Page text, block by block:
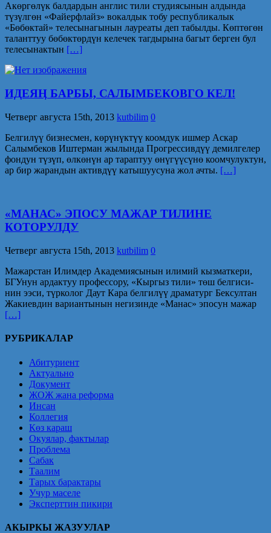
Акөргөлүк балдардын англис тили студиясынын алдында
түзүлгөн «Файерфлайз» вокалдык тобу республикалык
«Бөбөктай» телесынагынын лауреаты деп табылды. Көптөгөн
таланттуу бөбөктөрдүн келечек тагдырына багыт берген бул
телесынактын […]
ИДЕЯӉ БАРБЫ, САЛЫМБЕКОВГО КЕЛ!
Четверг августа 15th, 2013 kutbilim 0
Белгилүү бизнесмен, көрүнүктүү коомдук ишмер Аскар
Салымбеков Иштерман жылында Прогрессивдүү демилгелер
фондун түзүп, өлкөнүн ар тараптуу өнүгүүсүнө коомчулуктун,
ар бир жарандын активдүү катышуусуна жол ачты. […]
«МАНАС» ЭПОСУ МАЖАР ТИЛИНЕ
КОТОРУЛДУ
Четверг августа 15th, 2013 kutbilim 0
Мажарстан Илимдер Академиясынын илимий кызматкери,
БГУнун ардактуу профессору, «Кыргыз тили» төш белгиси­
нин ээси, түрколог Даут Кара белгилүү драматург Бексултан
Жакиевдин вариантынын негизинде «Манас» эпосун мажар
[…]
РУБРИКАЛАР
Абитуриент
Актуально
Документ
ЖОЖ жана реформа
Инсан
Коллегия
Көз караш
Окуялар, фактылар
Проблема
Сабак
Таалим
Тарых барактары
Учур маселе
Эксперттин пикири
АКЫРКЫ ЖАЗУУЛАР